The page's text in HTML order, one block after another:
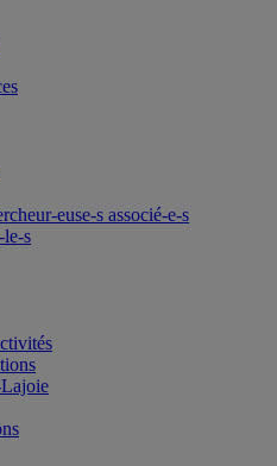
euse-s associé-e-s
s